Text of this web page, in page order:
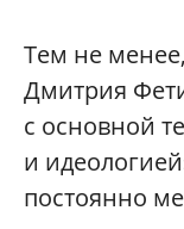
Тем не
Дмитрия
с основной
и
постоянно